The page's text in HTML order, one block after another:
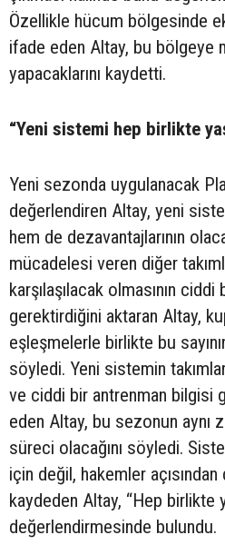
Özellikle hücum bölgesinde
ifade eden Altay, bu bölgeye
yapacaklarını kaydetti.
“Yeni sistemi hep birlikte
Yeni sezonda uygulanacak
değerlendiren Altay, yeni
hem de dezavantajlarının
mücadelesi veren diğer
karşılaşılacak olmasının
gerektirdiğini aktaran Altay,
eşleşmelerle birlikte bu
söyledi. Yeni sistemin
ve ciddi bir antrenman bilgisi
eden Altay, bu sezonun aynı
süreci olacağını söyledi.
için değil, hakemler
kaydeden Altay, “Hep birlikte
değerlendirmesinde bulundu.